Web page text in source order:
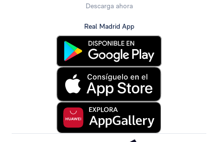
Descarga ahora
Real Madrid App